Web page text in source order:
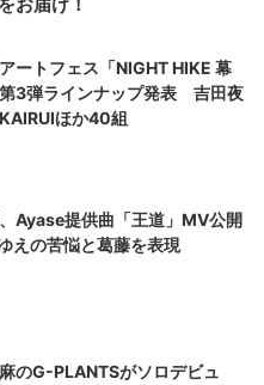
ートフェス「NIGHT HIKE 幕
3弾ラインナップ発表 吉田夜
ほか40組
Ayase提供曲「王道」MV公開
えの苦悩と葛藤を表現
のG-PLANTSがソロデビュ